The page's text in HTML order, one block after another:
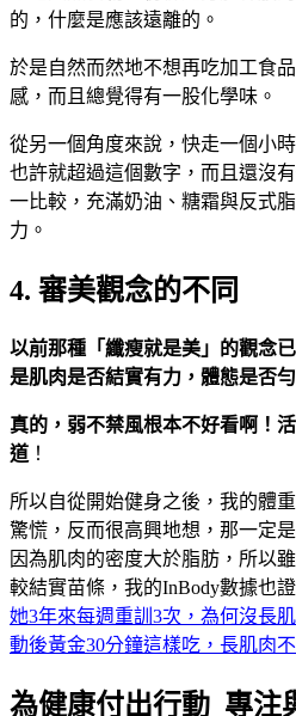
的，什麼是應該遠離的。
於是自然而然地不想再吃加工食
感，而且總覺得有一股化學味。
從另一個角度來說，快走一個小
也許就超過這個數字，而且還沒
一比較，充滿奶油、糖霜與反式
力。
4. 審美觀念的不同
以前那種「纖瘦就是美」的觀念
是肌肉是否結實有力，體態是否
真的，弱不禁風根本不好看啊！
道 ！
所以自從開始健身之後，我的體
驚慌，反而很高興地想，那一定
因為肌肉的密度大於脂肪，所以
較結實苗條，我的InBody數據也
她3年來每週重訓3次，為何沒長
動後黃金30分鐘這樣吃，長肌肉
為健康付出行動 專注